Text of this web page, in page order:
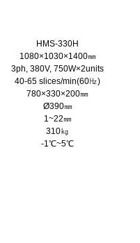
HMS-330H
1080×1030×1400㎜
3ph, 380V, 750W×2units
40-65 slices/min(60㎐)
780×330×200㎜
Ø390㎜
1~22㎜
310㎏
-1℃~5℃